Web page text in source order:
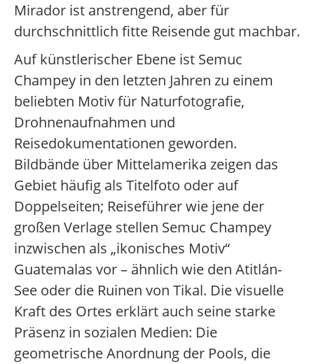
Mirador ist anstrengend, aber für
durchschnittlich fitte Reisende gut machbar.
Auf künstlerischer Ebene ist Semuc
Champey in den letzten Jahren zu einem
beliebten Motiv für Naturfotografie,
Drohnenaufnahmen und
Reisedokumentationen geworden.
Bildbände über Mittelamerika zeigen das
Gebiet häufig als Titelfoto oder auf
Doppelseiten; Reiseführer wie jene der
großen Verlage stellen Semuc Champey
inzwischen als „ikonisches Motiv“
Guatemalas vor – ähnlich wie den Atitlán-
See oder die Ruinen von Tikal. Die visuelle
Kraft des Ortes erklärt auch seine starke
Präsenz in sozialen Medien: Die
geometrische Anordnung der Pools, die